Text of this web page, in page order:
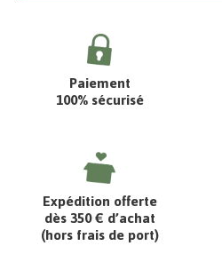
Paiement
100% sécurisé
Expédition offerte
dès 350 € d’achat
(hors frais de port)